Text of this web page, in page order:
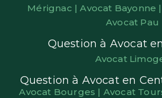
Mérignac |Avocat Bayonne |
Avocat Pau
Question à Avocat
Avocat
Question à Avocat en
Avocat Bourges | Avocat